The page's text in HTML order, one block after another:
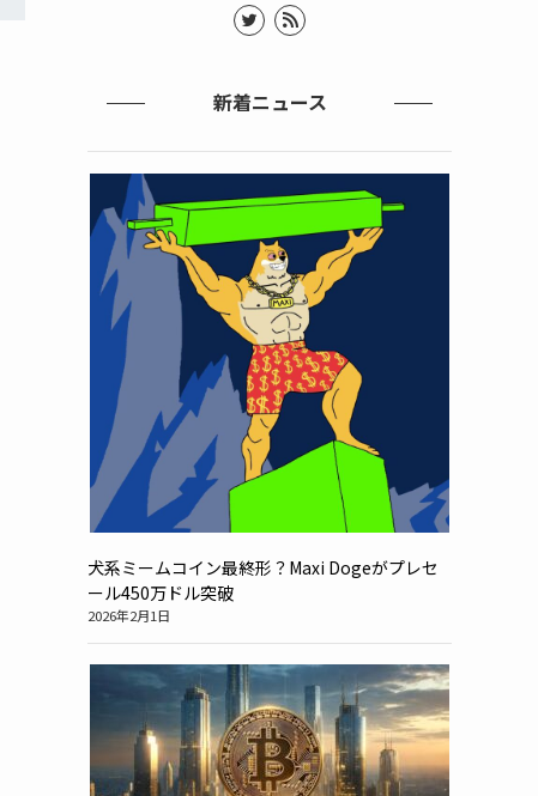
新着ニュース
犬系ミームコイン最終形？Maxi Dogeがプレセ
ール450万ドル突破
2026年2月1日